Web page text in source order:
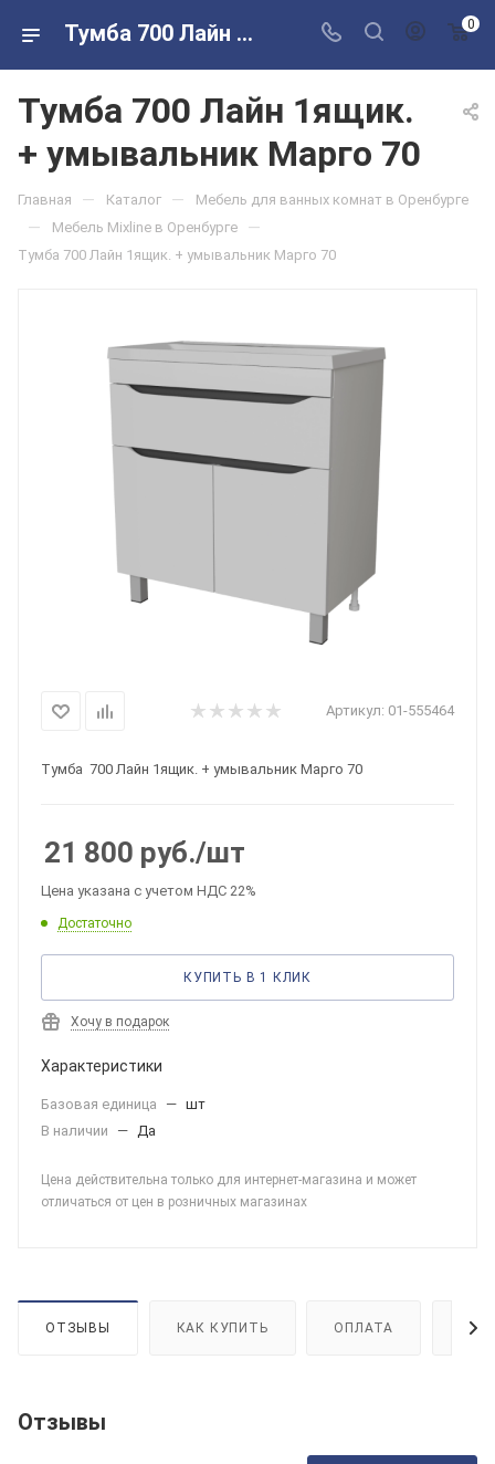
Тумба 700 Лайн 1ящик. + умывальник Марго 70 в розничных магазинах Сантехторг 0
Тумба 700 Лайн 1ящик.
+ умывальник Марго 70
Главная — Каталог — Мебель для ванных комнат в Оренбурге
— Мебель Mixline в Оренбурге —
Тумба 700 Лайн 1ящик. + умывальник Марго 70
Артикул: 01-555464
Тумба 700 Лайн 1ящик. + умывальник Марго 70
21 800 руб./шт
Цена указана с учетом НДС 22%
Достаточно
КУПИТЬ В 1 КЛИК
Хочу в подарок
Характеристики
Базовая единица — шт
В наличии
— Да
Цена действительна только для интернет-магазина и может
отличаться от цен в розничных магазинах
ОТЗЫВЫ КАК КУПИТЬ ОПЛАТА
Отзывы